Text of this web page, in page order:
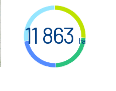
11 863 ha